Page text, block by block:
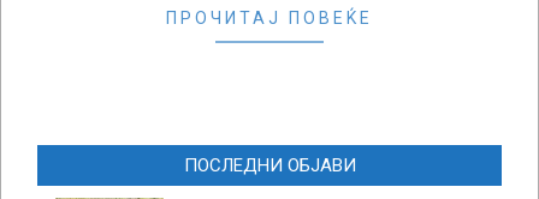
ПРОЧИТАЈ ПОВЕЌЕ
ПОСЛЕДНИ ОБЈАВИ